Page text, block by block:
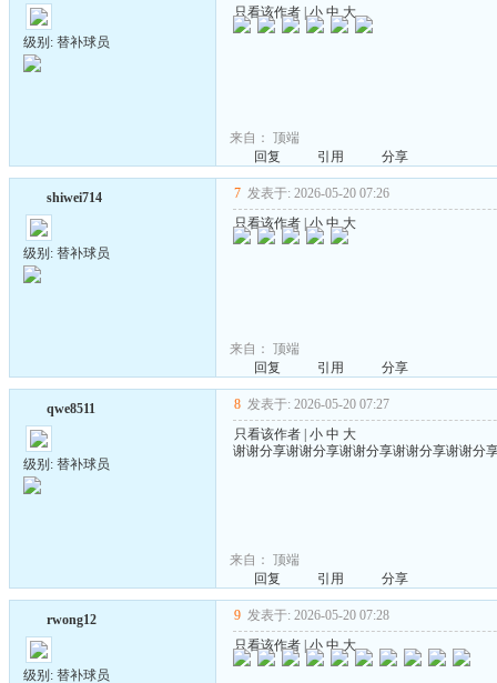
级别: 替补球员
只看该作者 |小 中 大
来自： 顶端
回复
引用 分享
shiwei714
级别: 替补球员
7 发表于: 2026-05-20 07:26
只看该作者 |小 中 大
来自： 顶端
回复
引用 分享
qwe8511
级别: 替补球员
8 发表于: 2026-05-20 07:27
只看该作者 小 中 大
谢谢分享谢谢分享谢谢分享谢谢分享谢谢分
来自： 顶端
回复
引用 分享
rwong12
级别: 替补球员
9 发表于: 2026-05-20 07:28
只看该作者 |小 中 大